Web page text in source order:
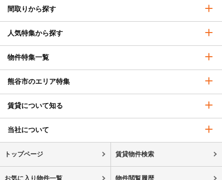
間取りから探す
人気特集から探す
物件特集一覧
熊谷市のエリア特集
賃貸について知る
当社について
トップページ 賃貸物件検索
お気に入り物件一覧 物件閲覧履歴